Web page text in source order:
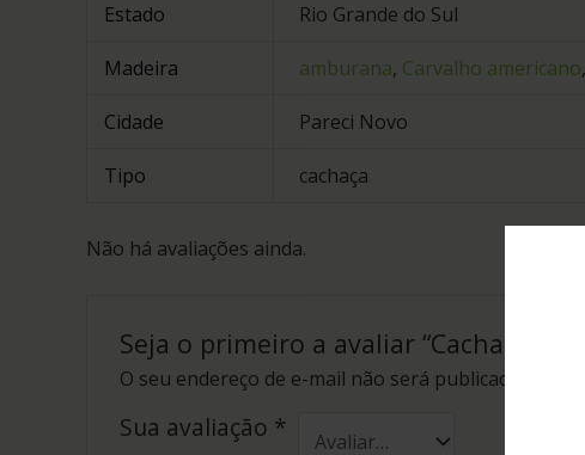
Estado Rio Grande do Sul
Madeira amburana, Carvalho americano,
Cidade Pareci Novo
Tipo cachaça
Não há avaliações ainda.
Seja o primeiro a avaliar “Cachaça
O seu endereço de e-mail não será publicado.
Sua avaliação *